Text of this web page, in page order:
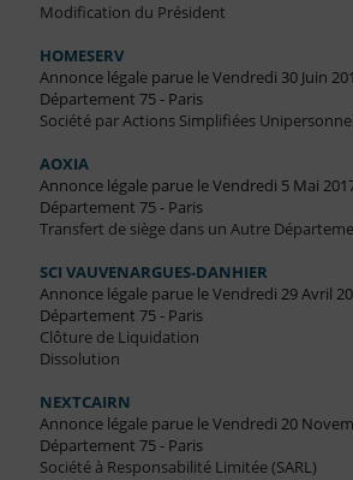
Modification du Président
HOMESERV
Annonce légale parue le Vendredi 30 Juin
Département 75 - Paris
Société par Actions Simplifiées
AOXIA
Annonce légale parue le Vendredi 5 Mai
Département 75 - Paris
Transfert de siège dans un Autre
SCI VAUVENARGUES-DANHIER
Annonce légale parue le Vendredi 29 Avril
Département 75 - Paris
Clôture de Liquidation
Dissolution
NEXTCAIRN
Annonce légale parue le Vendredi 20
Département 75 - Paris
Société à Responsabilité Limitée (SARL)